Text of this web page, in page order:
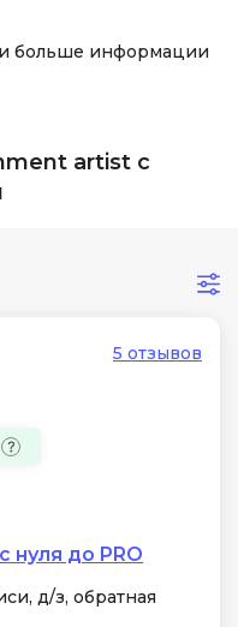
больше информации
artist с
5 отзывов
нуля до PRO
д/з, обратная